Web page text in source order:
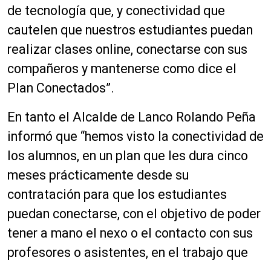
de tecnología que, y conectividad que
cautelen que nuestros estudiantes puedan
realizar clases online, conectarse con sus
compañeros y mantenerse como dice el
Plan Conectados”.
En tanto el Alcalde de Lanco Rolando Peña
informó que “hemos visto la conectividad de
los alumnos, en un plan que les dura cinco
meses prácticamente desde su
contratación para que los estudiantes
puedan conectarse, con el objetivo de poder
tener a mano el nexo o el contacto con sus
profesores o asistentes, en el trabajo que